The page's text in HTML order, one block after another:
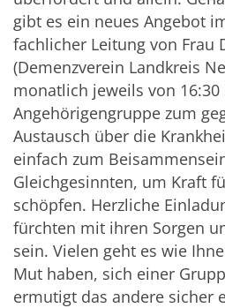
gibt es ein neues Angebot
fachlicher Leitung von Frau
(Demenzverein Landkreis
monatlich jeweils von
Angehörigengruppe zum
Austausch über die
einfach zum
Gleichgesinnten, um Kraft
schöpfen. Herzliche
fürchten mit ihren Sorgen
sein. Vielen geht es wie
Mut haben, sich einer
ermutigt das andere sicher